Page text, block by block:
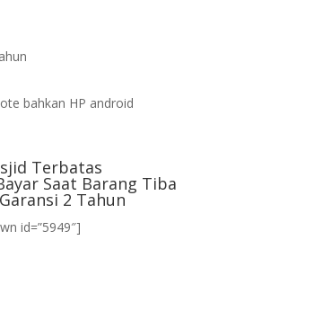
bahkan HP android
Terbatas
Saat Barang Tiba
2 Tahun
id=”5949″]